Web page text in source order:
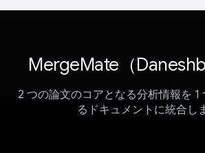
MergeMate（
2 つの論文のコアとなる分析情報を 1
るドキュメントに統合し